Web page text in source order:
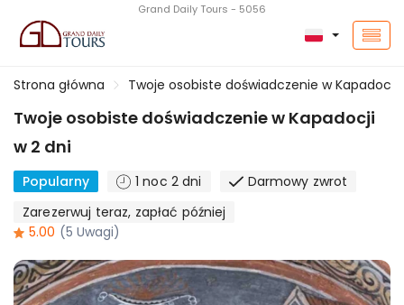
Grand Daily Tours - 5056
Strona główna Twoje osobiste doświadczenie w Kapadocji
Twoje osobiste doświadczenie w Kapadocji
w 2 dni
Popularny 1 noc 2 dni
Darmowy zwrot
Zarezerwuj teraz, zapłać później
5.00 (5 Uwagi)